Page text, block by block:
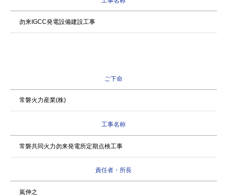
勿来IGCC発電設備建設工事
ご下命
常磐火力産業(株)
工事名称
常磐共同火力勿来発電所定期点検工事
責任者・所長
嵐伸之